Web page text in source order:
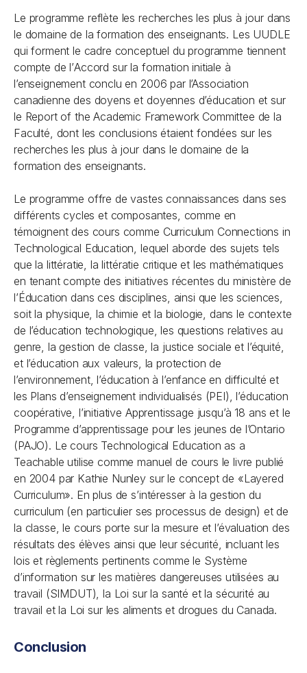
Le programme reflète les recherches les plus à jour dans
le domaine de la formation des enseignants. Les UUDLE
qui forment le cadre conceptuel du programme tiennent
compte de l’Accord sur la formation initiale à
l’enseignementconclu en 2006 par l’Association
canadienne des doyens et doyennes d’éducation et sur
le Report of the Academic Framework Committee de la
Faculté, dont les conclusions étaient fondées sur les
recherches les plus à jour dans le domaine de la
formation des enseignants.
Le programme offre de vastes connaissances dans ses
différents cycles et composantes, comme en
témoignent des cours comme Curriculum Connections in
Technological Education, lequel aborde des sujets tels
que la littératie, la littératie critique et les mathématiques
en tenant compte des initiatives récentes du ministère de
l’Éducation dans ces disciplines, ainsi que les sciences,
soit la physique, la chimie et la biologie, dans le contexte
de l’éducation technologique, les questions relatives au
genre, la gestion de classe, la justice sociale et l’équité,
et l’éducation aux valeurs, la protection de
l’environnement, l’éducation à l’enfance en difficulté et
les Plans d’enseignement individualisés (PEI), l’éducation
coopérative, l’initiative Apprentissage jusqu’à 18 ans et le
Programme d’apprentissage pour les jeunes de l’Ontario
(PAJO). Le cours Technological Education as a
Teachable utilise comme manuel de cours le livre publié
en 2004 par Kathie Nunley sur le concept de «Layered
Curriculum». En plus de s’intéresser à la gestion du
curriculum (en particulier ses processus de design) et de
la classe, le cours porte sur la mesure et l’évaluation des
résultats des élèves ainsi que leur sécurité, incluant les
lois et règlements pertinents comme le Système
d’information sur les matières dangereuses utilisées au
travail (SIMDUT), la Loi sur la santé et la sécurité au
travail et la Loi sur les aliments et drogues du Canada.
Conclusion